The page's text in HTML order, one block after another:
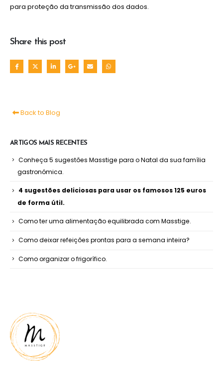
para proteção da transmissão dos dados.
Share this post
Back to Blog
ARTIGOS MAIS RECENTES
Conheça 5 sugestões Masstige para o Natal da sua família
gastronómica.
4 sugestões deliciosas para usar os famosos 125 euros
de forma útil.
Como ter uma alimentação equilibrada com Masstige.
Como deixar refeições prontas para a semana inteira?
Como organizar o frigorífico.